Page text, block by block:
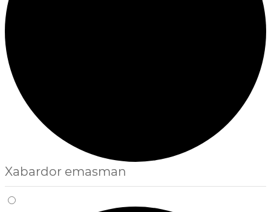
Xabardor emasman